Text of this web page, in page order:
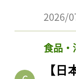
2026/
食品・
【